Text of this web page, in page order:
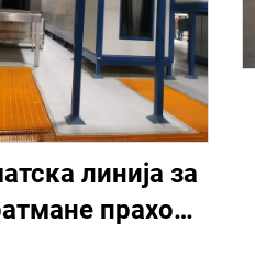
линија за
прахом